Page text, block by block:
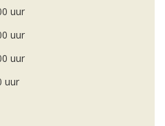
uur
uur
uur
uur